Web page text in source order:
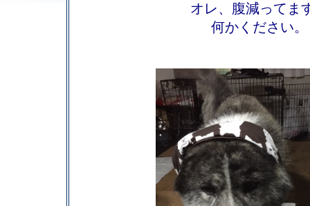
オレ、腹減ってま
何かください。